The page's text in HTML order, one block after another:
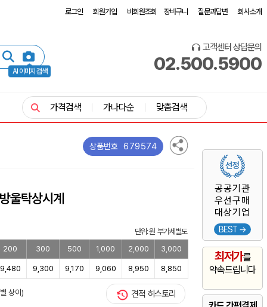
로그인 회원가입 비회원조회 장바구니 질문과답변 회사소개
AI 이미지 검색
고객센터 상담문의
02.500.5900
공공기관
우선구매
대상기업
BEST →
최저가를
약속드립니다
가격검색 가나다순 맞춤검색
상품번호 679574
울탁상시계
단위: 원 부가세별도
200
300 500 1,000 2,000 3,000
9,480 9,300 9,170 9,060 8,950 8,850
상이) 견적 히스토리